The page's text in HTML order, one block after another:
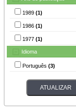
1989 (1)
1986 (1)
1977 (1)
Idioma
Português (3)